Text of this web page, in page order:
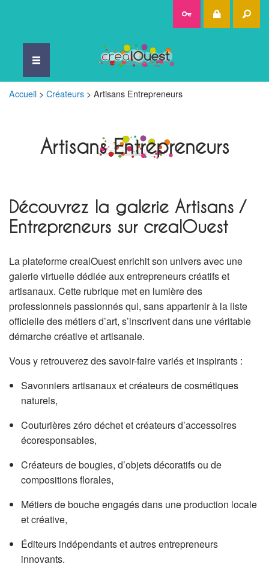
Accueil > Créateurs > Artisans Entrepreneurs
Artisans Entrepreneurs
Découvrez la galerie Artisans /
Entrepreneurs sur crealOuest
La plateforme crealOuest enrichit son univers avec une
galerie virtuelle dédiée aux entrepreneurs créatifs et
artisanaux. Cette rubrique met en lumière des
professionnels passionnés qui, sans appartenir à la liste
officielle des métiers d’art, s’inscrivent dans une véritable
démarche créative et artisanale.
Vous y retrouverez des savoir-faire variés et inspirants :
Savonniers artisanaux et créateurs de cosmétiques
naturels,
Couturières zéro déchet et créateurs d’accessoires
écoresponsables,
Créateurs de bougies, d’objets décoratifs ou de
compositions florales,
Métiers de bouche engagés dans une production locale
et créative,
Éditeurs indépendants et autres entrepreneurs
innovants.